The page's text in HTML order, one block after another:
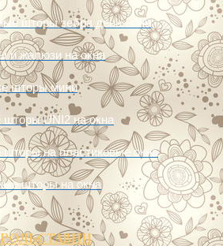
шторы зебра день-ночь
и жалюзи на окна
шторы мини
UNI2 на окна
на пластиковые окна
шторы на окна
РОЛЬСТАВНИ